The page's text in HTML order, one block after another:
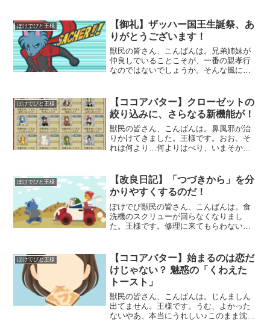
から公開となりました『ココアのことの
は』最新アップデー
ぽけでびと王様
【御礼】ザッハー国王生誕祭、あ
りがとうございます！
獣民の皆さん、こんばんは。兄弟姉妹が
仲良しでいることこそが、一番の親孝行
なのではないでしょうか。そんな風に感
がいない人は、何が親孝行になるん
だ？…… 健康でいること？だ
ぽけでびと王様
【ココアバター】クローゼットの
絞り込みに、さらなる新機能が！
獣民の皆さん、こんばんは。鼻風邪が治
りかけてきました。王様です。おお、そ
れは何より…何よりはべり、いまそかり
かよ！さて！前々回あたりのアップデー
トで『ぽけでびココアバタ
ぽけでびと王様
【改良日記】「つづきから」を分
かりやすくするのだ！
ぽけでび獣民の皆さん、こんばんは。食
洗機のスクリューが回らなくなりまし
た。王様です。修理に来てもらわない
ゲームの「つづきから」が、どのモード
のどのステージの続きなのかが
ぽけでびと王様
【ココアバター】始まるのは恋だ
けじゃない？ 魅惑の「くわえた
トースト」
獣民の皆さん、こんばんは。じんましん
出てません。王様です。うむ、よかった
ないやあ、本当にうれしい♪このまま沈静